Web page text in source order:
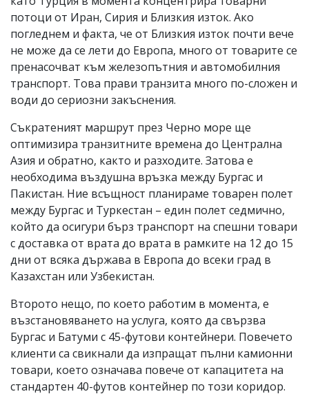
потоци от Иран, Сирия и Близкия изток. Ако
погледнем и факта, че от Близкия изток почти вече
не може да се лети до Европа, много от товарите се
пренасочват към железопътния и автомобилния
транспорт. Това прави транзита много по-сложен и
води до сериозни закъснения.
Съкратеният маршрут през Черно море ще
оптимизира транзитните времена до Централна
Азия и обратно, както и разходите. Затова е
необходима въздушна връзка между Бургас и
Пакистан. Ние всъщност планираме товарен полет
между Бургас и Туркестан – един полет седмично,
който да осигури бърз транспорт на спешни товари
с доставка от врата до врата в рамките на 12 до 15
дни от всяка държава в Европа до всеки град в
Казахстан или Узбекистан.
Второто нещо, по което работим в момента, е
възстановяването на услуга, която да свързва
Бургас и Батуми с 45-футови контейнери. Повечето
клиенти са свикнали да изпращат пълни камионни
товари, което означава повече от капацитета на
стандартен 40-футов контейнер по този коридор.